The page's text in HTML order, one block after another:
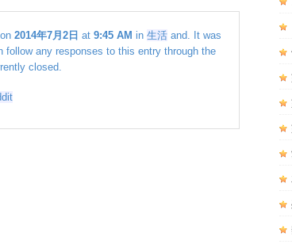
2014年7月2日 at 9:45 AM in 生活 and. It was
follow any responses to this entry through the
closed.